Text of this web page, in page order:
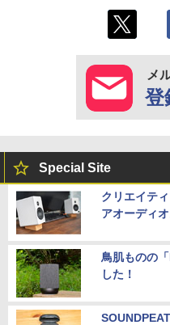
メ
登
Special Site
クリエイテ
アオーディ
鳥肌ものの
した！